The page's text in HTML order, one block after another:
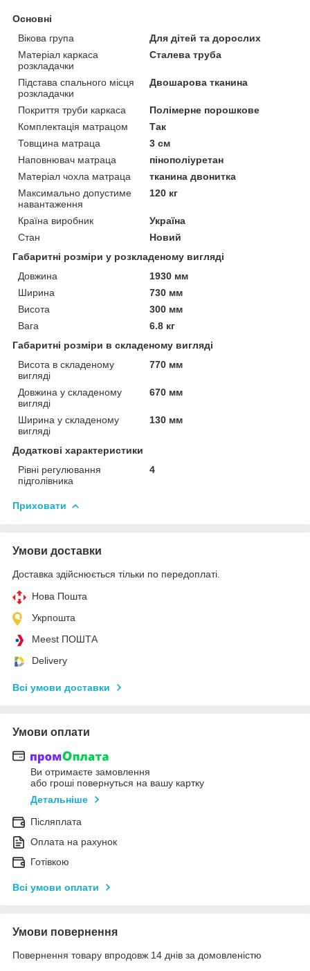
Основні
Вікова група
Для дітей та дорослих
Матеріал каркаса
розкладачки
Сталева труба
Підстава спального місця
розкладачки
Двошарова тканина
Покриття труби каркаса
Полімерне порошкове
Комплектація матрацом
Так
Товщина матраца
3 см
Наповнювач матраца
пінополіуретан
Матеріал чохла матраца
тканина двонитка
Максимально допустиме
навантаження
120 кг
Країна виробник
Україна
Стан
Новий
Габаритні розміри у розкладеному вигляді
Довжина
1930 мм
Ширина
730 мм
Висота
300 мм
Вага
6.8 кг
Габаритні розміри в складеному вигляді
Висота в складеному
вигляді
770 мм
Довжина у складеному
вигляді
670 мм
Ширина у складеному
вигляді
130 мм
Додаткові характеристики
Рівні регулювання
підголівника
4
Приховати
Умови доставки
Доставка здійснюється тільки по передоплаті.
Нова Пошта
Укрпошта
Meest ПОШТА
Delivery
Всі умови доставки
Умови оплати
Ви отримаєте замовлення
або гроші повернуться на вашу картку
Детальніше
Післяплата
Оплата на рахунок
Готівкою
Всі умови оплати
Умови повернення
Повернення товару впродовж 14 днів за домовленістю